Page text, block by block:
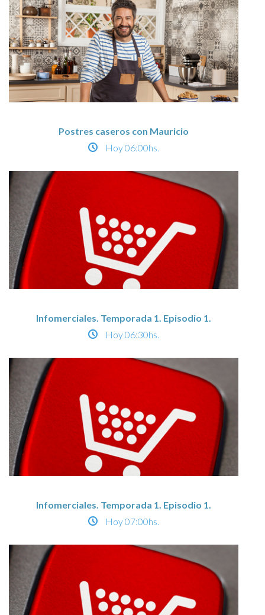
Postres caseros con Mauricio
Hoy06:00hs.
Infomerciales. Temporada 1. Episodio 1.
Hoy06:30hs.
Infomerciales. Temporada 1. Episodio 1.
Hoy07:00hs.